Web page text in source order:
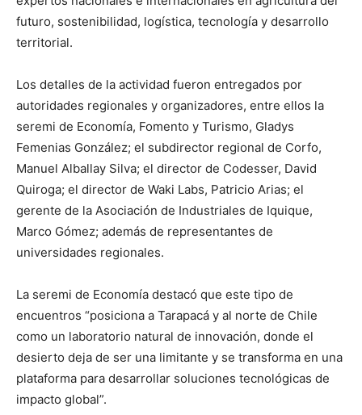
futuro, sostenibilidad, logística, tecnología y desarrollo
territorial.
Los detalles de la actividad fueron entregados por
autoridades regionales y organizadores, entre ellos la
seremi de Economía, Fomento y Turismo, Gladys
Femenias González; el subdirector regional de Corfo,
Manuel Alballay Silva; el director de Codesser, David
Quiroga; el director de Waki Labs, Patricio Arias; el
gerente de la Asociación de Industriales de Iquique,
Marco Gómez; además de representantes de
universidades regionales.
La seremi de Economía destacó que este tipo de
encuentros “posiciona a Tarapacá y al norte de Chile
como un laboratorio natural de innovación, donde el
desierto deja de ser una limitante y se transforma en una
plataforma para desarrollar soluciones tecnológicas de
impacto global”.